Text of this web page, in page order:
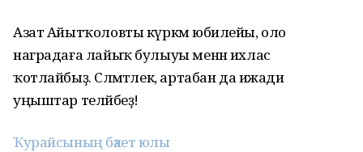
Азат Айытҡоловты күркәм юбилейы, оло
наградаға лайыҡ булыуы менән ихлас
ҡотлайбыҙ. Сәләмәтлек, артабан да ижади
уңыштар теләйбеҙ!
Ҡурайсының бәхет юлы